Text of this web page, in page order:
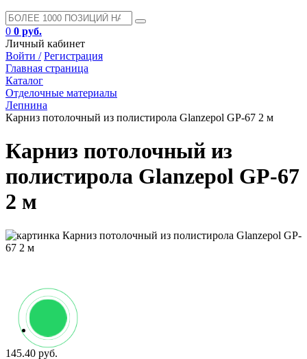
0 0 руб.
Личный кабинет
Войти / Регистрация
Главная страница
Каталог
Отделочные материалы
Лепнина
Карниз потолочный из полистирола Glanzepol GP-67 2 м
Карниз потолочный из
полистирола Glanzepol GP-67
2 м
145.40 руб.